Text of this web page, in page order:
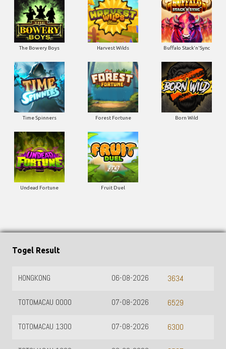
The Bowery Boys Harvest Wilds Buffalo Stack'n'Sync
Time Spinners Forest Fortune Born Wild
Undead Fortune Fruit Duel
Togel Result
HONGKONG 3634
06-08-2026
TOTOMACAU 0000 6529
07-08-2026
TOTOMACAU 1300 6300
07-08-2026